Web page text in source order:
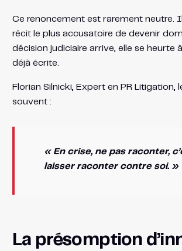
Ce renoncement est rarement neutre.
récit le plus accusatoire de devenir
décision judiciaire arrive, elle se heurte
déjà écrite.
Florian Silnicki, Expert en PR Litigation,
souvent :
« En crise, ne pas raconter,
laisser raconter contre soi. »
La présomption